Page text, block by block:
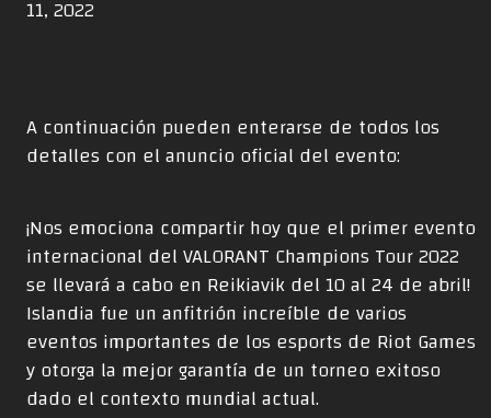
11, 2022
A continuación pueden enterarse de todos los
detalles con el anuncio oficial del evento:
¡Nos emociona compartir hoy que el primer evento
internacional del VALORANT Champions Tour 2022
se llevará a cabo en Reikiavik del 10 al 24 de abril!
Islandia fue un anfitrión increíble de varios
eventos importantes de los esports de Riot Games
y otorga la mejor garantía de un torneo exitoso
dado el contexto mundial actual.